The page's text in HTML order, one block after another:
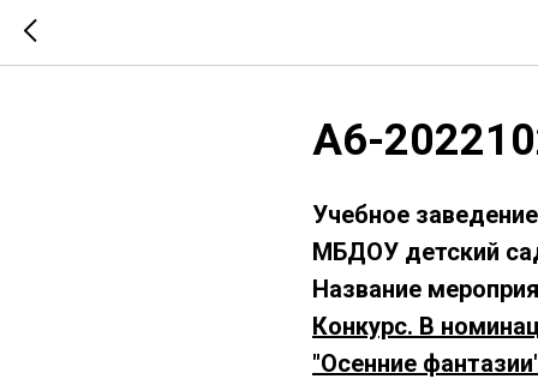
А6-
Учебное
МБДОУ детский
Название
Конкурс. В
"Осенние